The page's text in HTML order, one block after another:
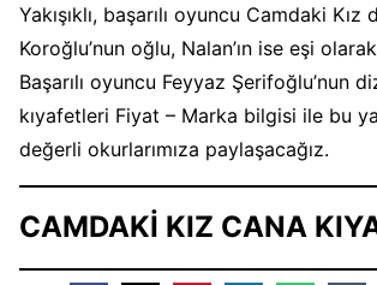
Yakışıklı, başarılı oyuncu Camdaki
Koroğlu’nun oğlu, Nalan’ın ise eşi
Başarılı oyuncu Feyyaz Şerifoğlu’nun
kıyafetleri Fiyat – Marka bilgisi ile bu
değerli okurlarımıza paylaşacağız.
CAMDAKİ KIZ CANA